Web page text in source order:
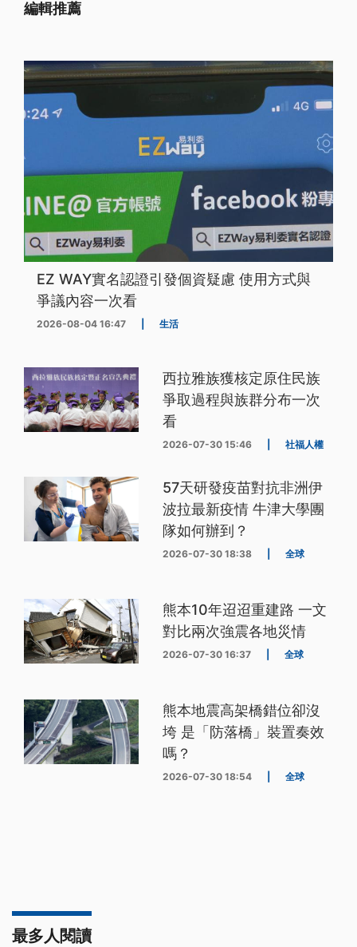
編輯推薦
EZ WAY實名認證引發個資疑慮 使用方式與
爭議內容一次看
2026-08-04 16:47 生活
西拉雅族獲核定原住民族
爭取過程與族群分布一次
看
2026-07-30 15:46 社福人權
57天研發疫苗對抗非洲伊
波拉最新疫情 牛津大學團
隊如何辦到？
2026-07-30 18:38 全球
熊本10年迢迢重建路 一文
對比兩次強震各地災情
2026-07-30 16:37 全球
熊本地震高架橋錯位卻沒
垮 是「防落橋」裝置奏效
嗎？
2026-07-30 18:54 全球
最多人閱讀